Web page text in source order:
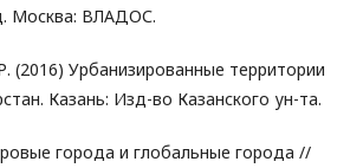
Москва: ВЛАДОС.
(2016) Урбанизированные территории
Казань: Изд-во Казанского ун-та.
города и глобальные города //